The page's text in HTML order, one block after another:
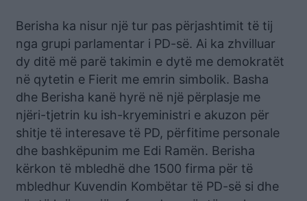
Berisha ka nisur një tur pas përjashtimit të tij
nga grupi parlamentar i PD-së. Ai ka zhvilluar
dy ditë më parë takimin e dytë me demokratët
në qytetin e Fierit me emrin simbolik. Basha
dhe Berisha kanë hyrë në një përplasje me
njëri-tjetrin ku ish-kryeministri e akuzon për
shitje të interesave të PD, përfitime personale
dhe bashkëpunim me Edi Ramën. Berisha
kërkon të mbledhë dhe 1500 firma për të
mbledhur Kuvendin Kombëtar të PD-së si dhe